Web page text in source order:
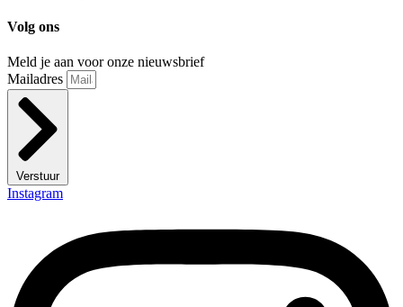
Volg ons
Meld je aan voor onze nieuwsbrief
Mailadres
Verstuur
Instagram